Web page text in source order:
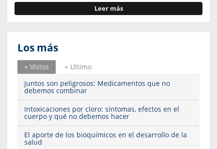
Leer más
Los más
+ Vistos
+ Ultimo
Juntos son peligrosos: Medicamentos que no
debemos combinar
Intoxicaciones por cloro: síntomas, efectos en el
cuerpo y qué no debemos hacer
El aporte de los bioquímicos en el desarrollo de la
salud